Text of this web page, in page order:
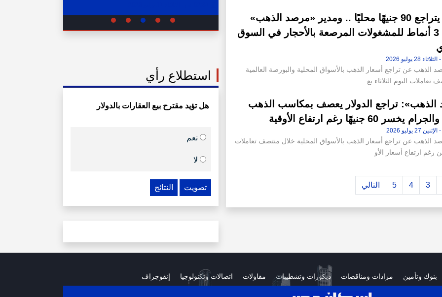
الذهب يتراجع 90 جنيهًا محليًا .. ومدير «مرصد الذهب»
يكشف 3 أنماط للمشغولات المرصعة بالأحجار في السوق
عن تراجع أسعار الذهب بالأسواق المحلية والبورصة العالمية
تعاملات اليوم الثلاثاء بع
تراجع الدولار يعصف بمكاسب الذهب
60 جنيهًا رغم ارتفاع الأوقية
عن تراجع أسعار الذهب بالأسواق المحلية خلال منتصف تعاملات
رغم ارتفاع أسعار الأو
3
4
5 التالي
استطلاع رأي
هل تؤيد مقترح بيع العقارات بالدولار
نعم
لا
تصويت النتائج
بنوك وتأمين مزادات ومناقصات ديكورات وتشطيبات مقاولات اتصالات وتكنولوجيا إنفوجراف